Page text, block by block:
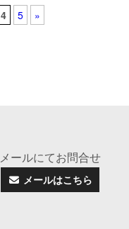
4 5 »
メールにてお問合せ
メールはこちら